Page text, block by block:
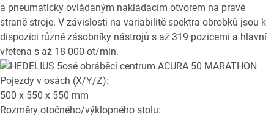
a pneumaticky ovládaným nakládacím otvorem na pravé
straně stroje. V závislosti na variabilitě spektra obrobků jsou k
dispozici různé zásobníky nástrojů s až 319 pozicemi a hlavní
vřetena s až 18 000 ot/min.
Pojezdy v osách (X/Y/Z):
500 x 550 x 550 mm
Rozměry otočného/výklopného stolu: